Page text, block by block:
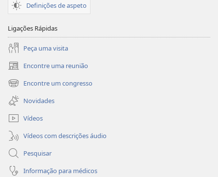
Definições de aspeto
Ligações Rápidas
Peça uma visita
Encontre uma reunião
(abre
uma
nova
janela)
Encontre um congresso
(abre
uma
nova
janela)
Novidades
Vídeos
Vídeos com descrições áudio
Pesquisar
Informação para médicos